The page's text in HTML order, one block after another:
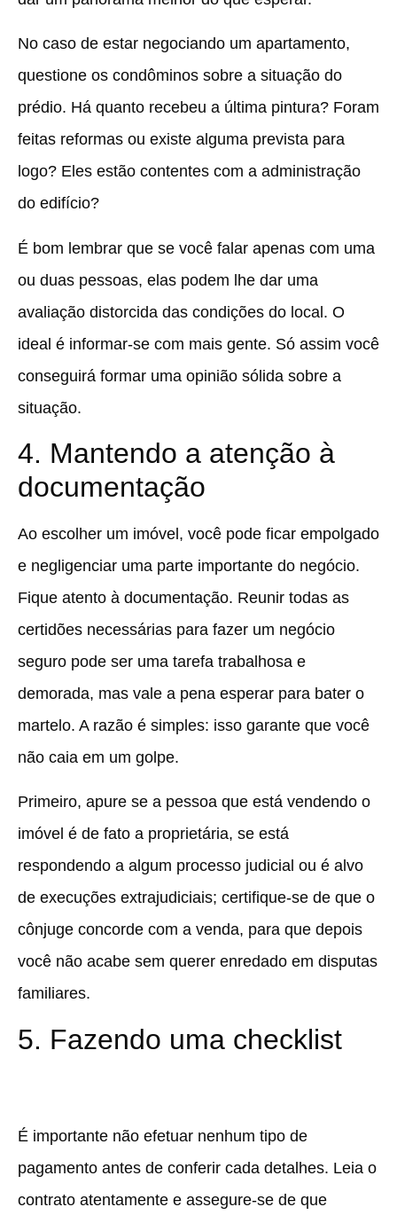
No caso de estar negociando um apartamento,
questione os condôminos sobre a situação do
prédio. Há quanto recebeu a última pintura? Foram
feitas reformas ou existe alguma prevista para
logo? Eles estão contentes com a administração
do edifício?
É bom lembrar que se você falar apenas com uma
ou duas pessoas, elas podem lhe dar uma
avaliação distorcida das condições do local. O
ideal é informar-se com mais gente. Só assim você
conseguirá formar uma opinião sólida sobre a
situação.
4. Mantendo a atenção à
documentação
Ao escolher um imóvel, você pode ficar empolgado
e negligenciar uma parte importante do negócio.
Fique atento à documentação. Reunir todas as
certidões necessárias para fazer um negócio
seguro pode ser uma tarefa trabalhosa e
demorada, mas vale a pena esperar para bater o
martelo. A razão é simples: isso garante que você
não caia em um golpe.
Primeiro, apure se a pessoa que está vendendo o
imóvel é de fato a proprietária, se está
respondendo a algum processo judicial ou é alvo
de execuções extrajudiciais; certifique-se de que o
cônjuge concorde com a venda, para que depois
você não acabe sem querer enredado em disputas
familiares.
5. Fazendo uma checklist
É importante não efetuar nenhum tipo de
pagamento antes de conferir cada detalhes. Leia o
contrato atentamente e assegure-se de que